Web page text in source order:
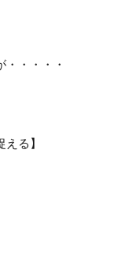
・・・・
える】